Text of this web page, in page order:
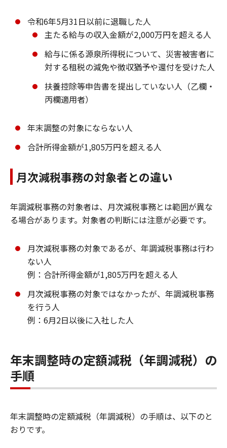
令和6年5月31日以前に退職した人
主たる給与の収入金額が2,000万円を超える人
給与に係る源泉所得税について、災害被害者に
対する租税の減免や徴収猶予や還付を受けた人
扶養控除等申告書を提出していない人（乙欄・
丙欄適用者）
年末調整の対象にならない人
合計所得金額が1,805万円を超える人
月次減税事務の対象者との違い
年調減税事務の対象者は、月次減税事務とは範囲が異な
る場合があります。対象者の判断には注意が必要です。
月次減税事務の対象であるが、年調減税事務は行わ
ない人
例：合計所得金額が1,805万円を超える人
月次減税事務の対象ではなかったが、年調減税事務
を行う人
例：6月2日以後に入社した人
年末調整時の定額減税（年調減税）の
手順
年末調整時の定額減税（年調減税）の手順は、以下のと
おりです。